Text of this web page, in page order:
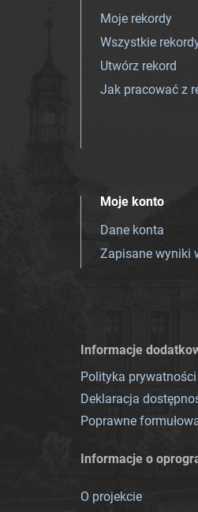
Moje rekordy
Wszystkie
Utwórz rekord
Jak pracować z
Moje konto
Dane konta
Zapisane wyniki
Informacje
Polityka prywatności
Deklaracja
Poprawne
Informacje o
O projekcie